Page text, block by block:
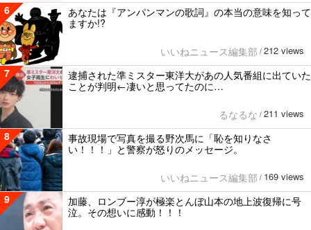
6
あなたは『アンパンマンの歌詞』の本当の意味を知って
ますか!?
いいねニュース編集部 / 212 views
7
逮捕された準ミスター東洋大があの人気番組に出ていた
ことが判明←凄いと思ってたのに…
るなるな / 211 views
8
事故現場で写真を撮る野次馬に「恥を知りなさ
い！！！」と警察が怒りのメッセージ。
いいねニュース編集部 / 169 views
9
加藤、ロンブー淳が極楽とんぼ山本の地上波復帰に号
泣。その想いに感動！！！